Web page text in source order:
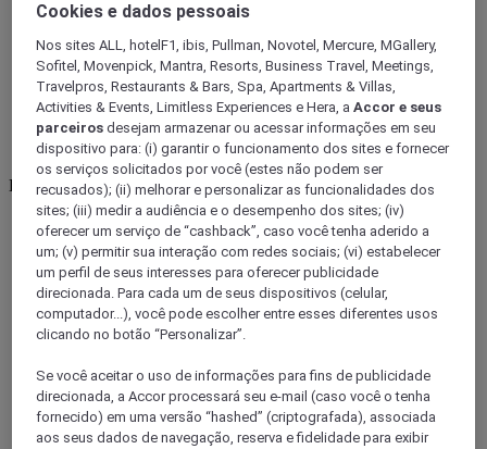
Luxo 12 Partners (12)
Cookies e dados pessoais
Nos sites ALL, hotelF1, ibis, Pullman, Novotel, Mercure, MGallery,
Sofitel, Movenpick, Mantra, Resorts, Business Travel, Meetings,
Travelpros, Restaurants & Bars, Spa, Apartments & Villas,
Activities & Events, Limitless Experiences e Hera, aAccor e seus
parceiros desejam armazenar ou acessar informações em seu
dispositivo para: (i) garantir o funcionamento dos sites e fornecer
os serviços solicitados por você (estes não podem ser
recusados); (ii) melhorar e personalizar as funcionalidades dos
sites; (iii) medir a audiência e o desempenho dos sites; (iv)
oferecer um serviço de “cashback”, caso você tenha aderido a
um; (v) permitir sua interação com redes sociais; (vi) estabelecer
um perfil de seus interesses para oferecer publicidade
direcionada. Para cada um de seus dispositivos (celular,
computador...), você pode escolher entre esses diferentes usos
clicando no botão “Personalizar”.
Se você aceitar o uso de informações para fins de publicidade
direcionada, a Accor processará seu e-mail (caso você o tenha
fornecido) em uma versão “hashed” (criptografada), associada
aos seus dados de navegação, reserva e fidelidade para exibir